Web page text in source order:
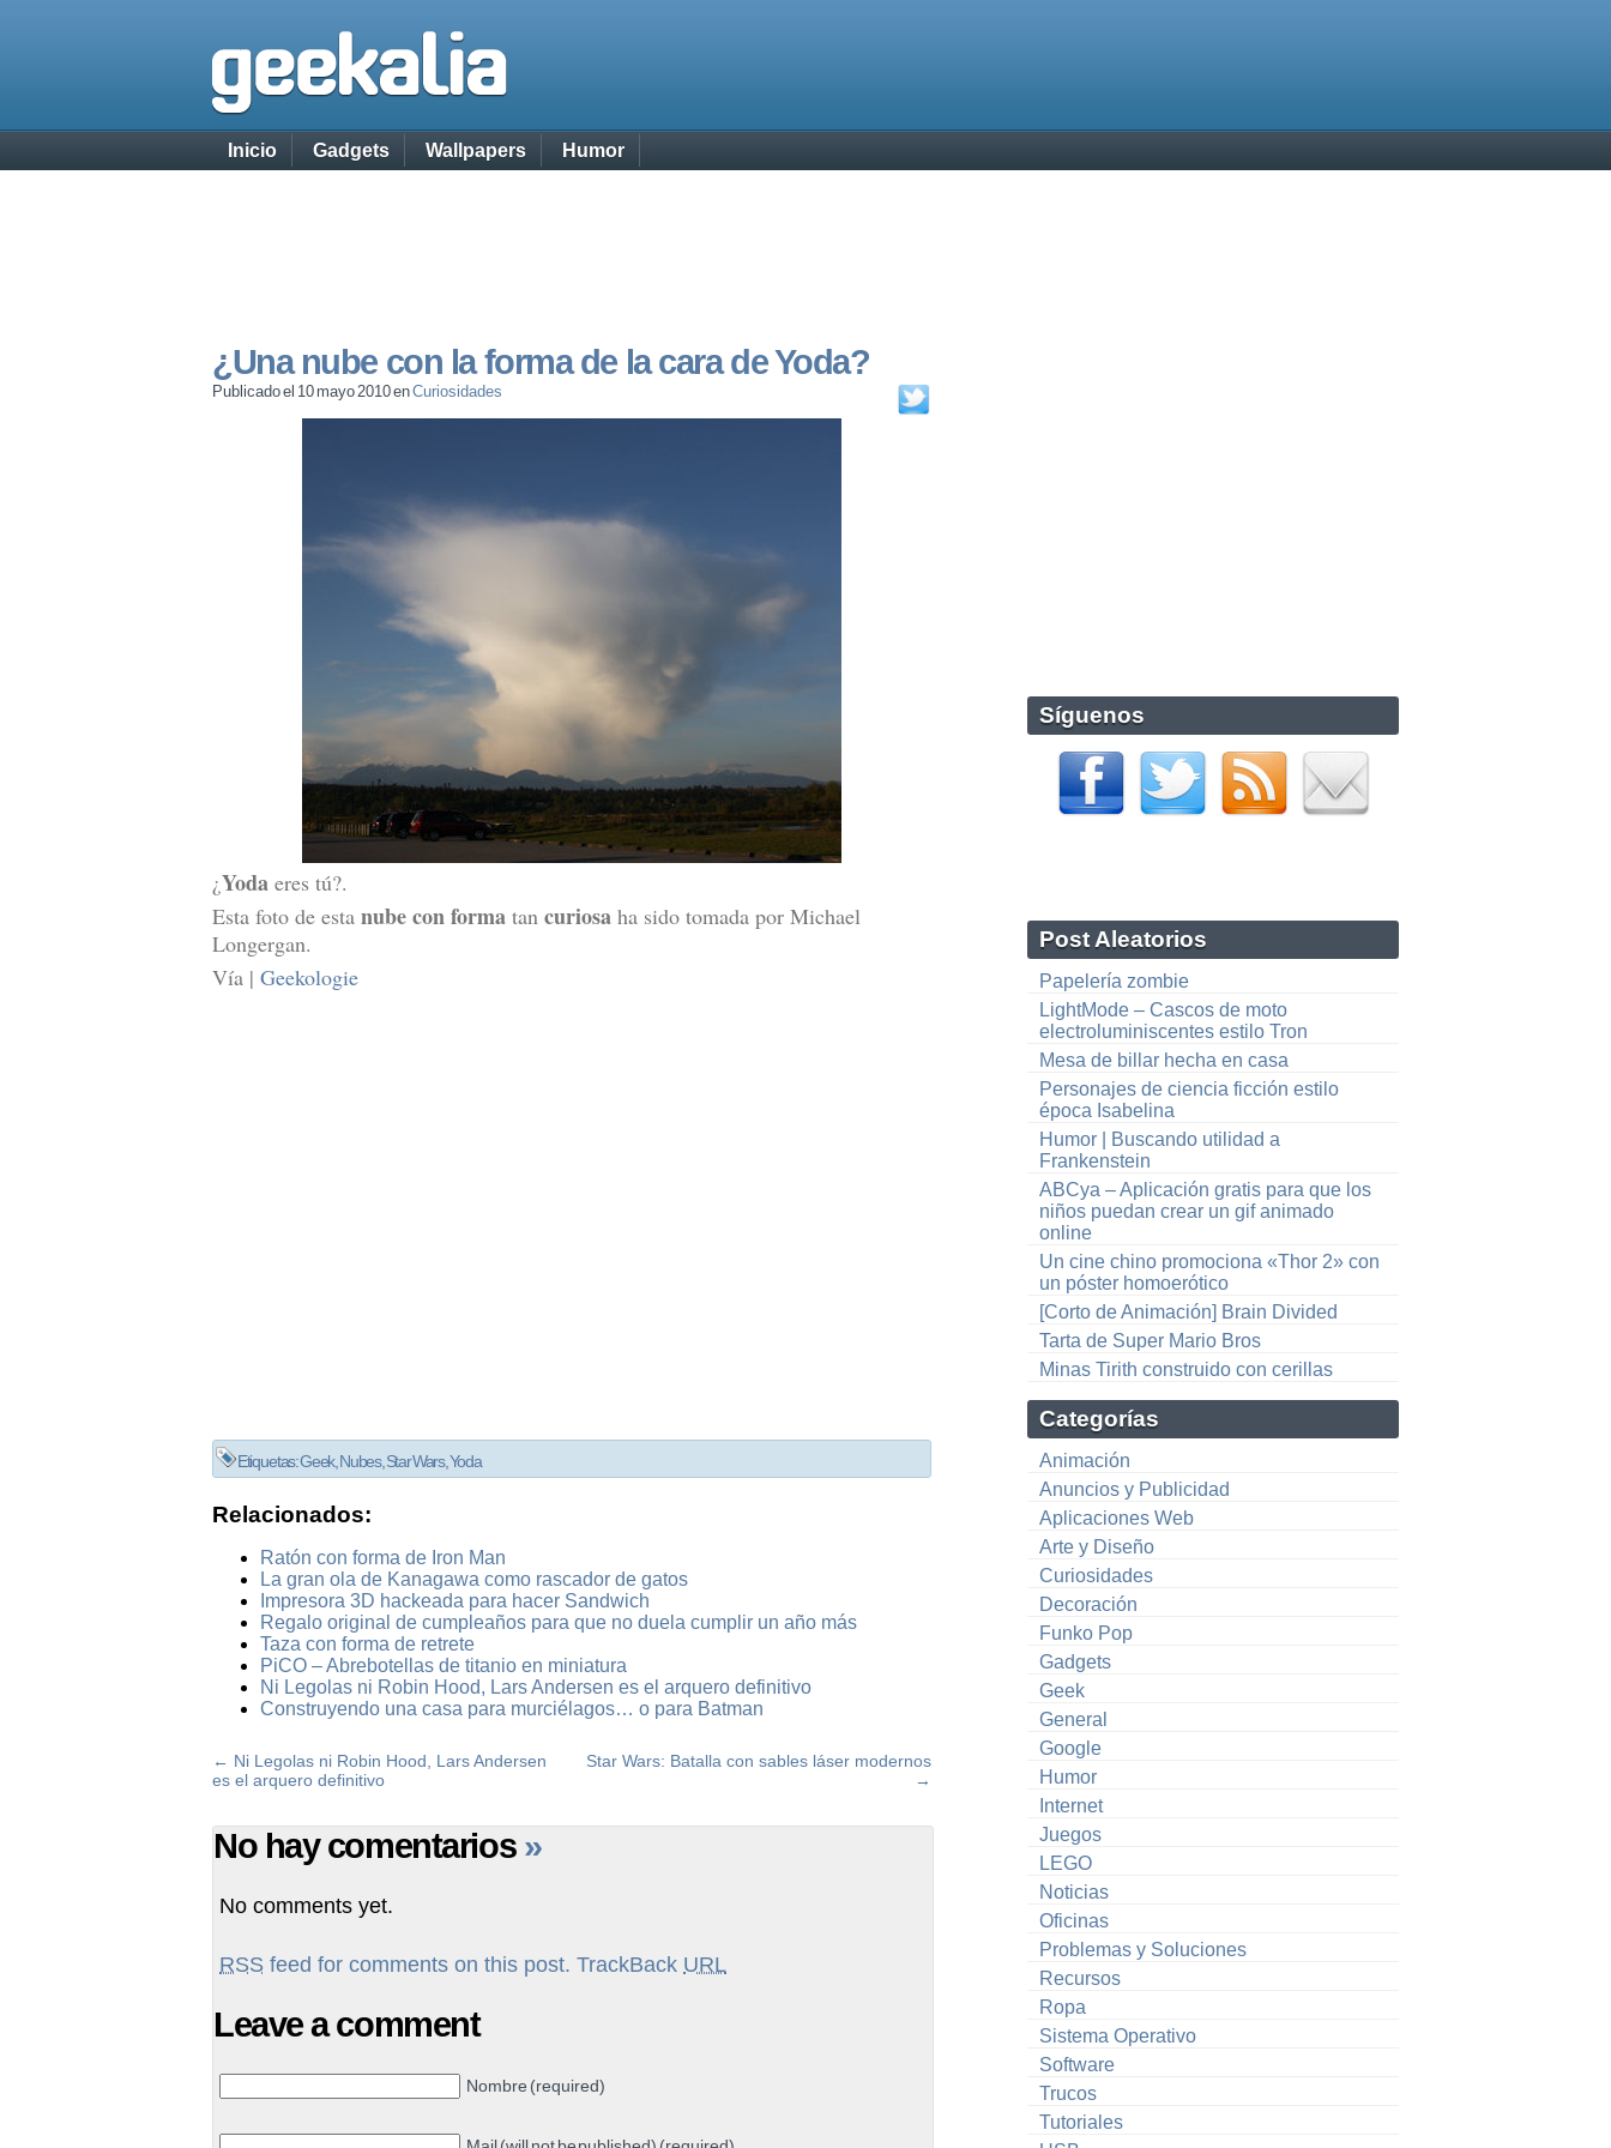
Inicio Gadgets Wallpapers Humor
¿Una nube con la forma de la cara de Yoda?
Publicado el 10 mayo 2010 enCuriosidades
¿Yoda eres tú?.
Esta foto de esta nube con forma tan curiosa ha sido tomada por Michael
Longergan.
Vía | Geekologie
Etiquetas:Geek,Nubes,Star Wars,Yoda
Relacionados:
Ratón con forma de Iron Man
La gran ola de Kanagawa como rascador de gatos
Impresora 3D hackeada para hacer Sandwich
Regalo original de cumpleaños para que no duela cumplir un año más
Taza con forma de retrete
PiCO – Abrebotellas de titanio en miniatura
Ni Legolas ni Robin Hood, Lars Andersen es el arquero definitivo
Construyendo una casa para murciélagos… o para Batman
Star Wars: Batalla con sables láser modernos
→
← Ni Legolas ni Robin Hood, Lars Andersen
es el arquero definitivo
No hay comentarios »
No comments yet.
RSS feed for comments on this post. TrackBack URL
Leave a comment
Nombre (required)
Síguenos
Post Aleatorios
Papelería zombie
LightMode – Cascos de moto
electroluminiscentes estilo Tron
Mesa de billar hecha en casa
Personajes de ciencia ficción estilo
época Isabelina
Humor | Buscando utilidad a
Frankenstein
ABCya – Aplicación gratis para que los
niños puedan crear un gif animado
online
Un cine chino promociona «Thor 2» con
un póster homoerótico
[Corto de Animación] Brain Divided
Tarta de Super Mario Bros
Minas Tirith construido con cerillas
Categorías
Animación
Anuncios y Publicidad
Aplicaciones Web
Arte y Diseño
Curiosidades
Decoración
Funko Pop
Gadgets
Geek
General
Google
Humor
Internet
Juegos
LEGO
Noticias
Oficinas
Problemas y Soluciones
Recursos
Ropa
Sistema Operativo
Software
Trucos
Tutoriales